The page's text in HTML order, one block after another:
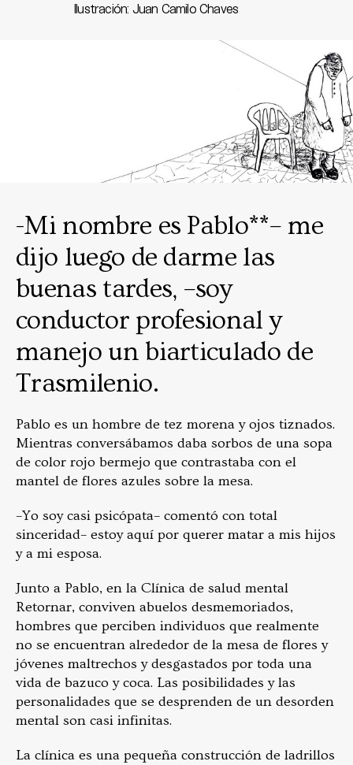
Ilustración: Juan Camilo Chaves
-Mi nombre es Pablo**– me
dijo luego de darme las
buenas tardes, –soy
conductor profesional y
manejo un biarticulado de
Trasmilenio.
Pablo es un hombre de tez morena y ojos tiznados.
Mientras conversábamos daba sorbos de una sopa
de color rojo bermejo que contrastaba con el
mantel de flores azules sobre la mesa.
–Yo soy casi psicópata– comentó con total
sinceridad– estoy aquí por querer matar a mis hijos
y a mi esposa.
Junto a Pablo, en la Clínica de salud mental
Retornar, conviven abuelos desmemoriados,
hombres que perciben individuos que realmente
no se encuentran alrededor de la mesa de flores y
jóvenes maltrechos y desgastados por toda una
vida de bazuco y coca. Las posibilidades y las
personalidades que se desprenden de un desorden
mental son casi infinitas.
La clínica es una pequeña construcción de ladrillos